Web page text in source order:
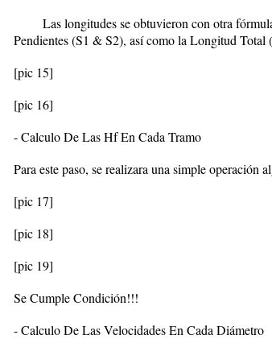
Las longitudes se obtuvieron con otra
Pendientes (S1 & S2), así como la Longitud Total
[pic 15]
[pic 16]
- Calculo De Las Hf En Cada Tramo
Para este paso, se realizara una simple operación
[pic 17]
[pic 18]
[pic 19]
Se Cumple Condición!!!
- Calculo De Las Velocidades En Cada Diámetro